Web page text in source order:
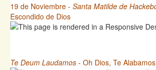
19 de Noviembre - Santa Matilde de
Escondido de Dios
Te Deum Laudamos - Oh Dios, Te Alabamos